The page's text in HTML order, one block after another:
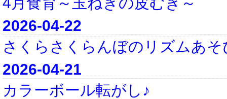
2026-04-22
さくらさくらんぼのリズムあそ
2026-04-21
カラーボール転がし♪